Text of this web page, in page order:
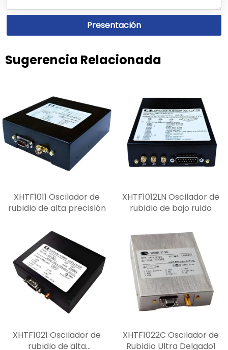
Presentación
Sugerencia Relacionada
XHTF1011 Oscilador de
rubidio de alta precisión
XHTF1012LN Oscilador de
rubidio de bajo ruido
XHTF1021 Oscilador de
rubidio de alta
XHTF1022C Oscilador de
Rubidio Ultra Delgado1